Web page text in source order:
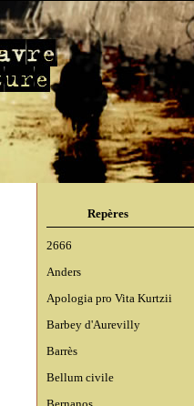
Repères
2666
Anders
Apologia pro Vita Kurtzii
Barbey d'Aurevilly
Barrès
Bellum civile